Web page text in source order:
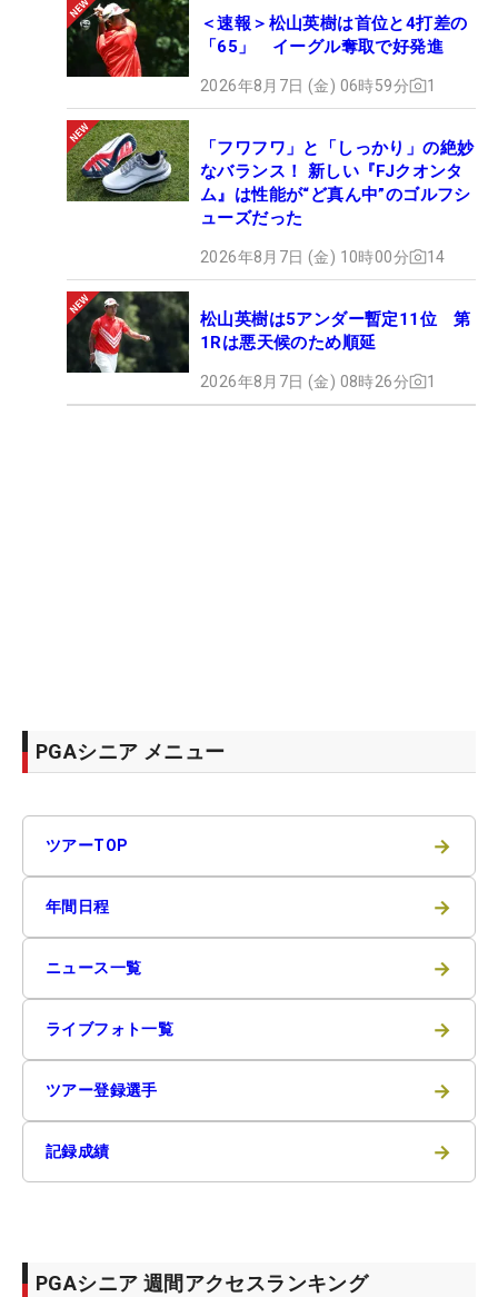
＜速報＞松山英樹は首位と4打差の
「65」 イーグル奪取で好発進
2026年8月7日 (金) 06時59分 1
「フワフワ」と「しっかり」の絶妙
なバランス！ 新しい『FJクオンタ
ム』は性能が“ど真ん中”のゴルフシ
ューズだった
2026年8月7日 (金) 10時00分 14
松山英樹は5アンダー暫定11位 第
1Rは悪天候のため順延
2026年8月7日 (金) 08時26分 1
PGAシニア メニュー
ツアーTOP →
年間日程 →
ニュース一覧 →
ライブフォト一覧 →
ツアー登録選手 →
記録成績 →
PGAシニア 週間アクセスランキング